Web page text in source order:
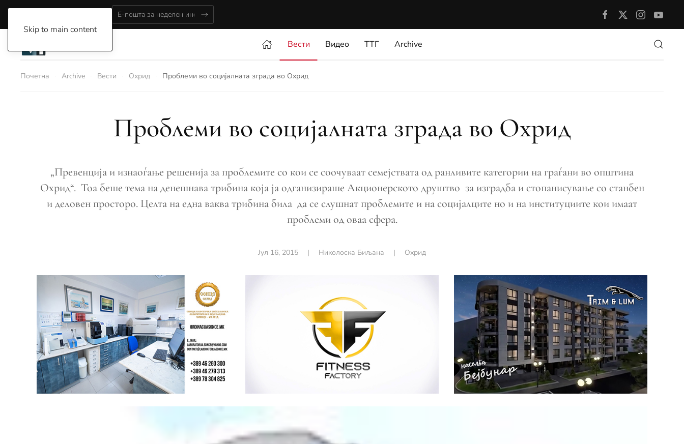
Skip to main content
Вести Видео ТТГ Archive
Почетна Archive Вести Охрид Проблеми во социјалната зграда во Охрид
Проблеми во социјалната зграда во Охрид
„Превенција и изнаоѓање решенија за проблемите со кои се соочуваат семејствата од ранливите категории на граѓани во општина
Охрид“. Тоа беше тема на денешнава трибина која ја одганизираше Акционерското друштво за изградба и стопанисување со станбен
и деловен просторо. Целта на една ваква трибина била да се слушнат проблемите и на социјалците но и на институциите кои имаат
проблеми од оваа сфера.
Јул 16, 2015 | Николоска Биљана | Охрид